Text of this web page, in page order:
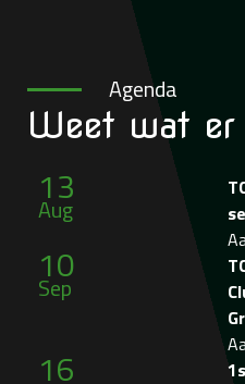
Agenda
Weet wat
13
Aug
10
Sep
16